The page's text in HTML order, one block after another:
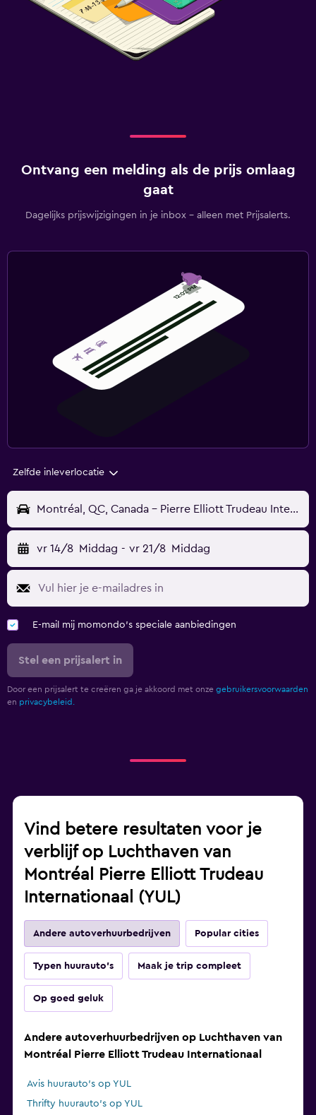
Ontvang een melding als de prijs omlaag
gaat
Dagelijks prijswijzigingen in je inbox - alleen met Prijsalerts.
Zelfde inleverlocatie
Montréal, QC, Canada - Pierre Elliott Trudeau Internationaal (YUL)
vr 14/8 Middag - vr 21/8 Middag
E-mail mij momondo's speciale aanbiedingen
Stel een prijsalert in
Door een prijsalert te creëren ga je akkoord met onze gebruikersvoorwaarden
en privacybeleid.
Vind betere resultaten voor je
verblijf op Luchthaven van
Montréal Pierre Elliott Trudeau
Internationaal (YUL)
Andere autoverhuurbedrijven Popular cities
Typen huurauto's Maak je trip compleet
Op goed geluk
Andere autoverhuurbedrijven op Luchthaven van
Montréal Pierre Elliott Trudeau Internationaal
Avis huurauto's op YUL
Thrifty huurauto's op YUL